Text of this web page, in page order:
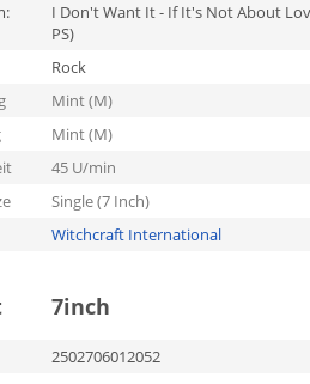
I Don't Want It - If It's Not About
PS)
Rock
Mint (M)
Mint (M)
45 U/min
Single (7 Inch)
Witchcraft International
7inch
2502706012052